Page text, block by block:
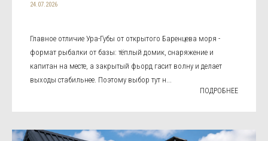
24.07.2026
Главное отличие Ура-Губы от открытого Баренцева моря -
формат рыбалки от базы: тёплый домик, снаряжение и
капитан на месте, а закрытый фьорд гасит волну и делает
выходы стабильнее. Поэтому выбор тут н...
ПОДРОБНЕЕ